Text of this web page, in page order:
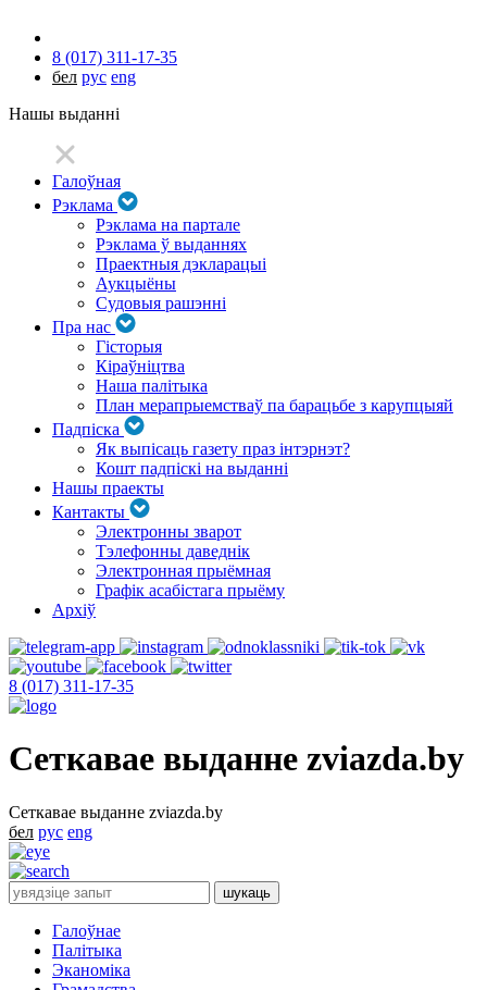
8 (017) 311-17-35
бел рус eng
Нашы выданні
Галоўная
Рэклама
Рэклама на партале
Рэклама ў выданнях
Праектныя дэкларацыі
Аукцыёны
Судовыя рашэнні
Пра нас
Гісторыя
Кіраўніцтва
Наша палітыка
План мерапрыемстваў па барацьбе з карупцыяй
Падпіска
Як выпісаць газету праз інтэрнэт?
Кошт падпіскі на выданні
Нашы праекты
Кантакты
Электронны зварот
Тэлефонны даведнік
Электронная прыёмная
Графік асабістага прыёму
Архіў
8 (017) 311-17-35
Сеткавае выданне zviazda.by
Сеткавае выданне zviazda.by
бел рус eng
Галоўнае
Палітыка
Эканоміка